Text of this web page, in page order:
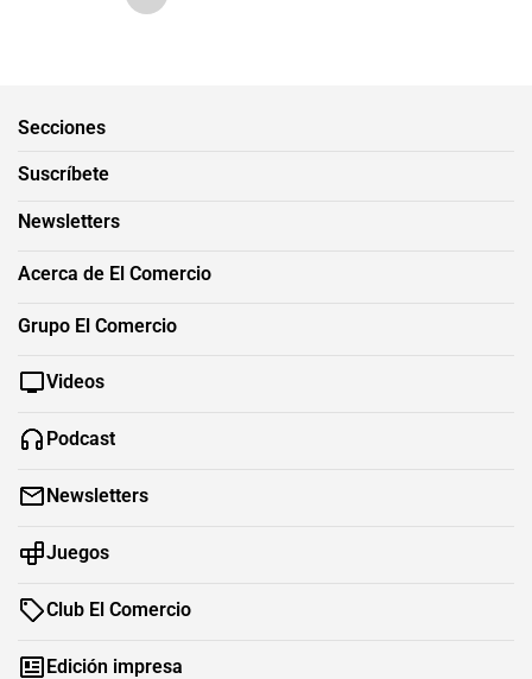
Secciones
Suscríbete
Newsletters
Acerca de El Comercio
Grupo El Comercio
Videos
Podcast
Newsletters
Juegos
Club El Comercio
Edición impresa